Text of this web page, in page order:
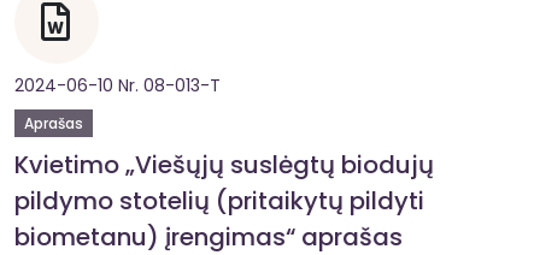
2024-06-10 Nr. 08-013-T
Aprašas
Kvietimo „Viešųjų suslėgtų biodujų
pildymo stotelių (pritaikytų pildyti
biometanu) įrengimas“ aprašas